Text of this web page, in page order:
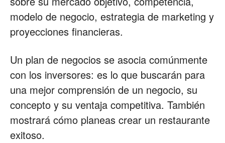
modelo de negocio, estrategia de marketing y
proyecciones financieras.
Un plan de negocios se asocia comúnmente
con los inversores: es lo que buscarán para
una mejor comprensión de un negocio, su
concepto y su ventaja competitiva. También
mostrará cómo planeas crear un restaurante
exitoso.